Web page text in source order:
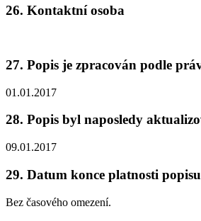
26. Kontaktní osoba
27. Popis je zpracován podle
01.01.2017
28. Popis byl naposledy
09.01.2017
29. Datum konce platnosti popisu
Bez časového omezení.